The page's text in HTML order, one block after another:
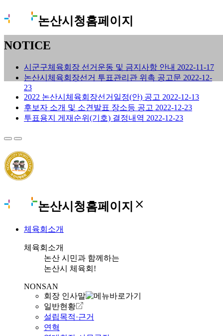
논산시청홈페이지
NOTICE
시군구체육회장 선거운동 및 금지사항 안내 2022-11-17
논산시체육회장선거 투표관리관 위촉 공고문 2022-12-
23
2022 논산시체육회장선거일정(안) 공고 2022-12-13
후보자 소개 및 소견발표 장소등 공고 2022-12-23
투표용지 게재순위(기호) 결정내역 2022-12-23
논산시청홈페이지 close
체육회소개
체육회소개
논산 시민과 함께하는
논산시 체육회!
NONSAN
회장 인사말
일반현황
설립목적·근거
연혁